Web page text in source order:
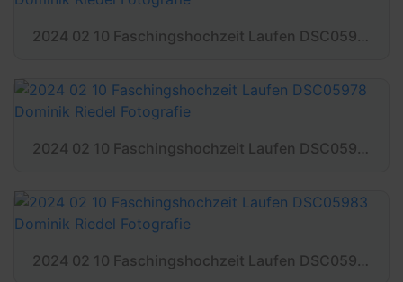
2024 02 10 Faschingshochzeit Laufen DSC05976 Dominik Riedel Fotografie
2024 02 10 Faschingshochzeit Laufen DSC05978 Dominik Riedel Fotografie
2024 02 10 Faschingshochzeit Laufen DSC05983 Dominik Riedel Fotografie